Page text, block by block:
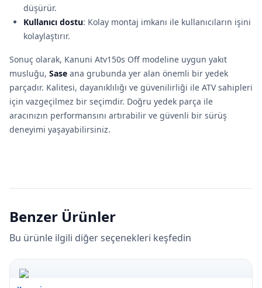
düşürür.
Kullanıcı dostu: Kolay montaj imkanı ile kullanıcıların işini
kolaylaştırır.
Sonuç olarak, Kanuni Atv150s Off modeline uygun yakıt
musluğu, Sase ana grubunda yer alan önemli bir yedek
parçadır. Kalitesi, dayanıklılığı ve güvenilirliği ile ATV sahipleri
için vazgeçilmez bir seçimdir. Doğru yedek parça ile
aracınızın performansını artırabilir ve güvenli bir sürüş
deneyimi yaşayabilirsiniz.
Benzer Ürünler
Bu ürünle ilgili diğer seçenekleri keşfedin